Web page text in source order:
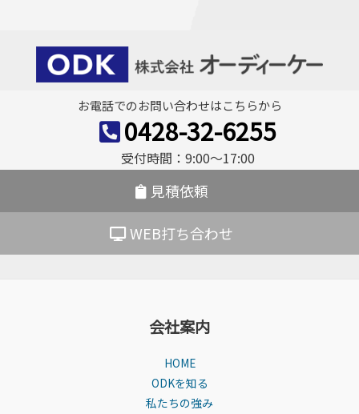
ビ
ゲ
ー
ン
お電話でのお問い合わせはこちらから
0428-32-6255
受付時間：9:00〜17:00
見積依頼
WEB打ち合わせ
会社案内
HOME
ODKを知る
私たちの強み